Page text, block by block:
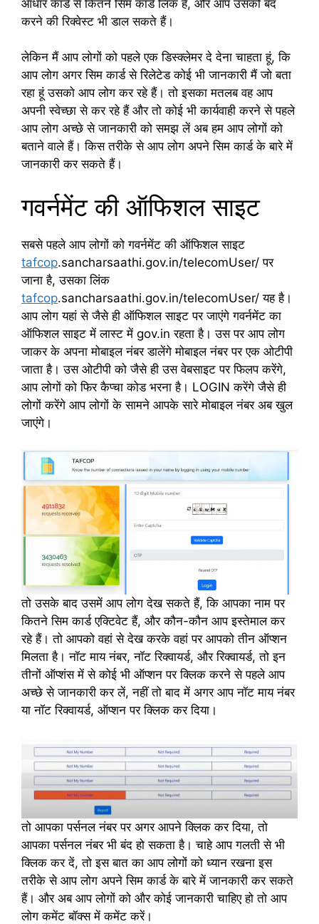
आधार कार्ड से कितने सिम कार्ड लिंक है, और आप उसको बंद
करने की रिक्वेस्ट भी डाल सकते हैं।
लेकिन मैं आप लोगों को पहले एक डिस्क्लेमर दे देना चाहता हूं, कि
आप लोग अगर सिम कार्ड से रिलेटेड कोई भी जानकारी मैं जो बता
रहा हूं उसको आप लोग कर रहे हैं। तो इसका मतलब वह आप
अपनी स्वेच्छा से कर रहे हैं और तो कोई भी कार्यवाही करने से पहले
आप लोग अच्छे से जानकारी को समझ लें अब हम आप लोगों को
बताने वाले हैं। किस तरीके से आप लोग अपने सिम कार्ड के बारे में
जानकारी कर सकते हैं।
गवर्नमेंट की ऑफिशल साइट
सबसे पहले आप लोगों को गवर्नमेंट की ऑफिशल साइट
tafcop.sancharsaathi.gov.in/telecomUser/ पर
जाना है, उसका लिंक
tafcop.sancharsaathi.gov.in/telecomUser/ यह है।
आप लोग यहां से जैसे ही ऑफिशल साइट पर जाएंगे गवर्नमेंट का
ऑफिशल साइट में लास्ट में gov.in रहता है। उस पर आप लोग
जाकर के अपना मोबाइल नंबर डालेंगे मोबाइल नंबर पर एक ओटीपी
जाता है। उस ओटीपी को जैसे ही उस वेबसाइट पर फिलप करेंगे,
आप लोगों को फिर कैप्चा कोड भरना है। LOGIN करेंगे जैसे ही
लोगों करेंगे आप लोगों के सामने आपके सारे मोबाइल नंबर अब खुल
जाएंगे।
तो उसके बाद उसमें आप लोग देख सकते हैं, कि आपका नाम पर
कितने सिम कार्ड एक्टिवेट हैं, और कौन-कौन आप इस्तेमाल कर
रहे हैं। तो आपको वहां से देख करके वहां पर आपको तीन ऑप्शन
मिलता है। नॉट माय नंबर, नॉट रिक्वायर्ड, और रिक्वायर्ड, तो इन
तीनों ऑप्शंस में से कोई भी ऑप्शन पर क्लिक करने से पहले आप
अच्छे से जानकारी कर लें, नहीं तो बाद में अगर आप नॉट माय नंबर
या नॉट रिक्वायर्ड, ऑप्शन पर क्लिक कर दिया।
तो आपका पर्सनल नंबर पर अगर आपने क्लिक कर दिया, तो
आपका पर्सनल नंबर भी बंद हो सकता है। चाहे आप गलती से भी
क्लिक कर दें, तो इस बात का आप लोगों को ध्यान रखना इस
तरीके से आप लोग अपने सिम कार्ड के बारे में जानकारी कर सकते
हैं। और अब आप लोगों को और कोई जानकारी चाहिए हो तो आप
लोग कमेंट बॉक्स में कमेंट करें।